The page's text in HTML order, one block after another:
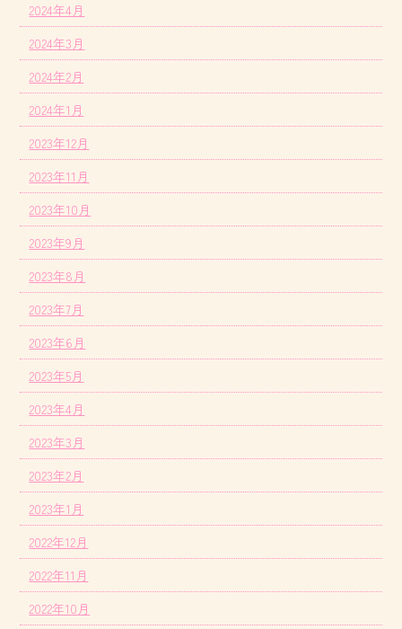
2024年4月
2024年3月
2024年2月
2024年1月
2023年12月
2023年11月
2023年10月
2023年9月
2023年8月
2023年7月
2023年6月
2023年5月
2023年4月
2023年3月
2023年2月
2023年1月
2022年12月
2022年11月
2022年10月